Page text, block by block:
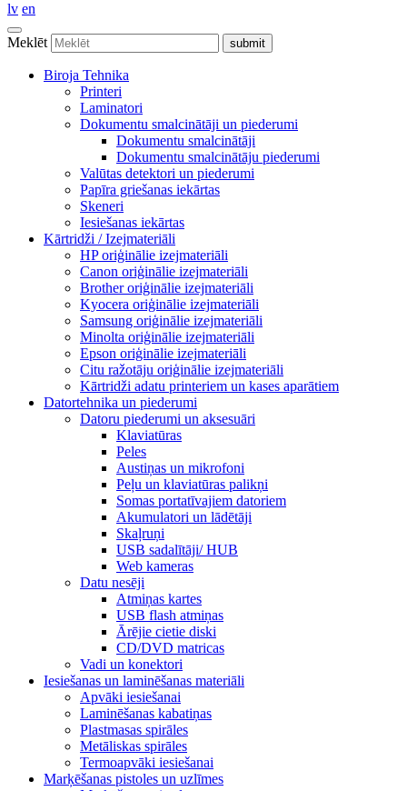
lv en
Meklēt
Biroja Tehnika
Printeri
Laminatori
Dokumentu smalcinātāji un piederumi
Dokumentu smalcinātāji
Dokumentu smalcinātāju piederumi
Valūtas detektori un piederumi
Papīra griešanas iekārtas
Skeneri
Iesiešanas iekārtas
Kārtridži / Izejmateriāli
HP oriģinālie izejmateriāli
Canon oriģinālie izejmateriāli
Brother oriģinālie izejmateriāli
Kyocera oriģinālie izejmateriāli
Samsung oriģinālie izejmateriāli
Minolta oriģinālie izejmateriāli
Epson oriģinālie izejmateriāli
Citu ražotāju oriģinālie izejmateriāli
Kārtridži adatu printeriem un kases aparātiem
Datortehnika un piederumi
Datoru piederumi un aksesuāri
Klaviatūras
Peles
Austiņas un mikrofoni
Peļu un klaviatūras palikņi
Somas portatīvajiem datoriem
Akumulatori un lādētāji
Skaļruņi
USB sadalītāji/ HUB
Web kameras
Datu nesēji
Atmiņas kartes
USB flash atmiņas
Ārējie cietie diski
CD/DVD matricas
Vadi un konektori
Iesiešanas un laminēšanas materiāli
Apvāki iesiešanai
Laminēšanas kabatiņas
Plastmasas spirāles
Metāliskas spirāles
Termoapvāki iesiešanai
Marķēšanas pistoles un uzlīmes